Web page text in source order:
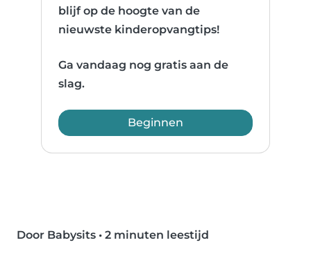
blijf op de hoogte van de
nieuwste kinderopvangtips!
Ga vandaag nog gratis aan de
slag.
Beginnen
Door Babysits • 2 minuten leestijd